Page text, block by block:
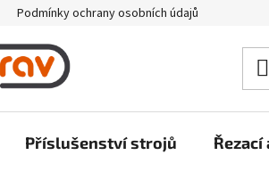
Podmínky ochrany osobních údajů
Příslušenství strojů